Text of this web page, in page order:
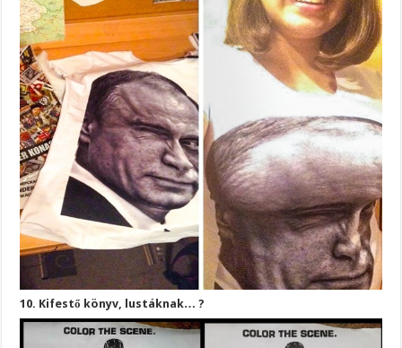
10. Kifestő könyv, lustáknak… ?